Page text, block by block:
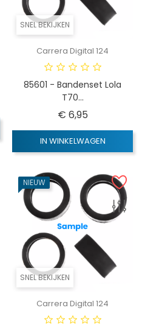
SNEL BEKIJKEN
Carrera Digital 124
85601 - Bandenset Lola
T70...
€ 6,95Prijs
IN WINKELWAGEN
SNEL BEKIJKEN
NIEUW
Carrera Digital 124